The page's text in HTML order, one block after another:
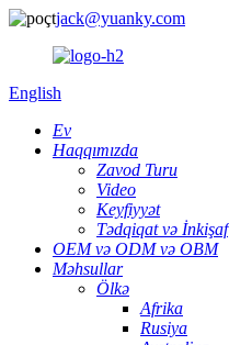
jack@yuanky.com
English
Ev
Haqqımızda
Zavod Turu
Video
Keyfiyyət
Tədqiqat və İnkişaf
OEM və ODM və OBM
Məhsullar
Ölkə
Afrika
Rusiya